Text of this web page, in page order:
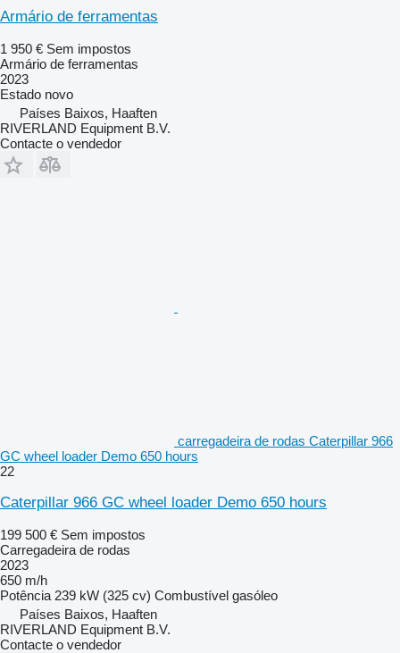
Armário de ferramentas
1 950 € Sem impostos
Armário de ferramentas
2023
Estado novo
Países Baixos, Haaften
RIVERLAND Equipment B.V.
Contacte o vendedor
carregadeira de rodas Caterpillar 966
GC wheel loader Demo 650 hours
22
Caterpillar 966 GC wheel loader Demo 650 hours
199 500 € Sem impostos
Carregadeira de rodas
2023
650 m/h
Potência 239 kW (325 cv) Combustível gasóleo
Países Baixos, Haaften
RIVERLAND Equipment B.V.
Contacte o vendedor